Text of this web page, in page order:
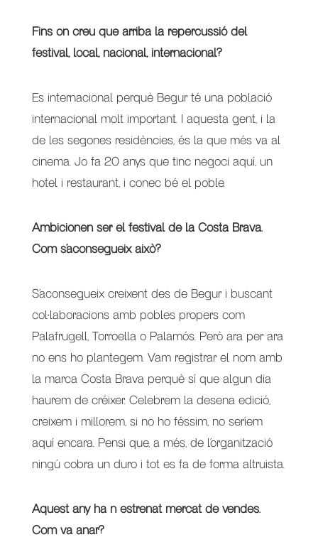
Fins on creu que arriba la repercussió del
festival, local, nacional, internacional?
Es internacional perquè Begur té una població
internacional molt important. I aquesta gent, i la
de les segones residències, és la que més va al
cinema. Jo fa 20 anys que tinc negoci aquí, un
hotel i restaurant, i conec bé el poble.
Ambicionen ser el festival de la Costa Brava.
Com s’aconsegueix això?
S’aconsegueix creixent des de Begur i buscant
col·laboracions amb pobles propers com
Palafrugell, Torroella o Palamós. Però ara per ara
no ens ho plantegem. Vam registrar el nom amb
la marca Costa Brava perquè sí que algun dia
haurem de créixer. Celebrem la desena edició,
creixem i millorem, si no ho féssim, no seríem
aquí encara. Pensi que, a més, de l’organització
ningú cobra un duro i tot es fa de forma altruista.
Aquest any ha n estrenat mercat de vendes.
Com va anar?